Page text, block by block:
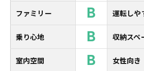
ファミリー B 運転しや
乗り心地 B 収納スペ
室内空間 B 女性向き